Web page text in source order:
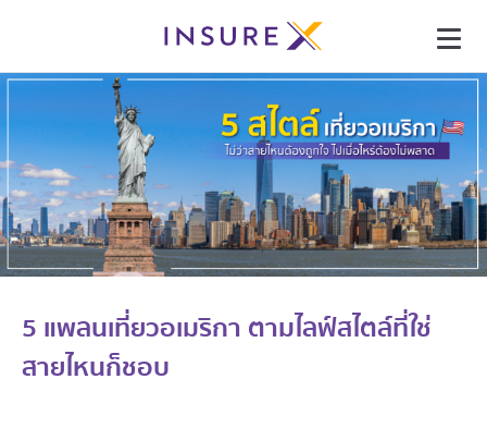
5 แพลนเที่ยวอเมริกา ตามไลฟ์สไตล์ที่ใช่
สายไหนก็ชอบ